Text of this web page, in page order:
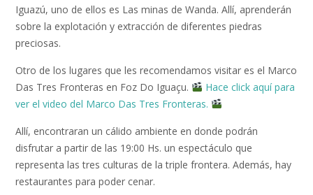
Iguazú, uno de ellos es Las minas de Wanda. Allí, aprenderán
sobre la explotación y extracción de diferentes piedras
preciosas.
Otro de los lugares que les recomendamos visitar es el Marco
Das Tres Fronteras en Foz Do Iguaçu.
Hace click aquí para
ver el video del Marco Das Tres Fronteras.
Allí, encontraran un cálido ambiente en donde podrán
disfrutar a partir de las 19:00 Hs. un espectáculo que
representa las tres culturas de la triple frontera. Además, hay
restaurantes para poder cenar.